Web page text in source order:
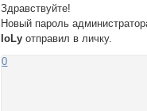
Здравствуйте!
Новый пароль
IoLy отправил в личку.
0